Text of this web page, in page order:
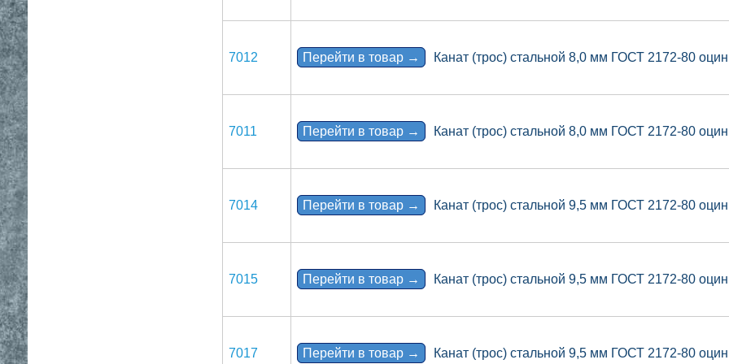
7012 Перейти в товар → Канат (трос) стальной 8,0 мм ГОСТ 2172-80
7011 Перейти в товар → Канат (трос) стальной 8,0 мм ГОСТ 2172-80
7014 Перейти в товар → Канат (трос) стальной 9,5 мм ГОСТ 2172-80
7015 Перейти в товар → Канат (трос) стальной 9,5 мм ГОСТ 2172-80
7017 Перейти в товар → Канат (трос) стальной 9,5 мм ГОСТ 2172-80